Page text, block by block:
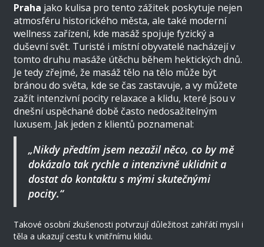
Praha jako kulisa pro tento zážitek poskytuje nejen
atmosféru historického města, ale také moderní
wellness zařízení, kde masáž spojuje fyzický a
duševní svět. Turisté i místní obyvatelé nacházejí v
tomto druhu masáže útěchu během hektických dnů.
Je tedy zřejmé, že masáž tělo na tělo může být
bránou do světa, kde se čas zastavuje, a vy můžete
zažít intenzivní pocity relaxace a klidu, které jsou v
dnešní uspěchané době často nedosažitelným
luxusem. Jak jeden z klientů poznamenal:
„Nikdy předtím jsem nezažil něco, co by mě
dokázalo tak rychle a intenzivně uklidnit a
dostat do kontaktu s mými skutečnými
pocity.“
Takové osobní zkušenosti potvrzují důležitost zahřátí mysli i
těla a ukazují cestu k vnitřnímu klidu.